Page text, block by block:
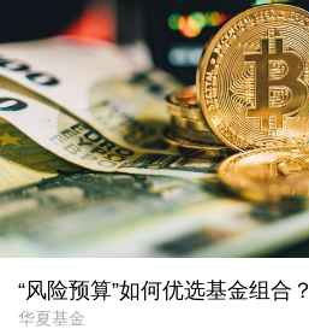
“风险预算”如何优选基金组合？
华夏基金